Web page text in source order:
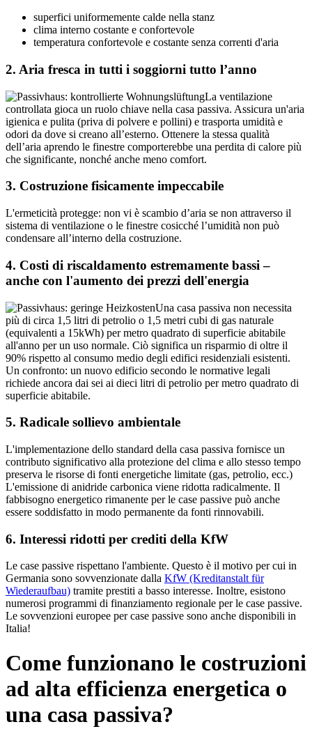
superfici uniformemente calde nella stanz
clima interno costante e confortevole
temperatura confortevole e costante senza correnti d'aria
2. Aria fresca in tutti i soggiorni tutto l’anno
La ventilazione
controllata gioca un ruolo chiave nella casa passiva. Assicura un'aria
igienica e pulita (priva di polvere e pollini) e trasporta umidità e
odori da dove si creano all’esterno. Ottenere la stessa qualità
dell’aria aprendo le finestre comporterebbe una perdita di calore più
che significante, nonché anche meno comfort.
3. Costruzione fisicamente impeccabile
L'ermeticità protegge: non vi è scambio d’aria se non attraverso il
sistema di ventilazione o le finestre cosicché l’umidità non può
condensare all’interno della costruzione.
4. Costi di riscaldamento estremamente bassi –
anche con l'aumento dei prezzi dell'energia
Una casa passiva non necessita
più di circa 1,5 litri di petrolio o 1,5 metri cubi di gas naturale
(equivalenti a 15kWh) per metro quadrato di superficie abitabile
all'anno per un uso normale. Ciò significa un risparmio di oltre il
90% rispetto al consumo medio degli edifici residenziali esistenti.
Un confronto: un nuovo edificio secondo le normative legali
richiede ancora dai sei ai dieci litri di petrolio per metro quadrato di
superficie abitabile.
5. Radicale sollievo ambientale
L'implementazione dello standard della casa passiva fornisce un
contributo significativo alla protezione del clima e allo stesso tempo
preserva le risorse di fonti energetiche limitate (gas, petrolio, ecc.)
L'emissione di anidride carbonica viene ridotta radicalmente. Il
fabbisogno energetico rimanente per le case passive può anche
essere soddisfatto in modo permanente da fonti rinnovabili.
6. Interessi ridotti per crediti della KfW
Le case passive rispettano l'ambiente. Questo è il motivo per cui in
Germania sono sovvenzionate dalla KfW (Kreditanstalt für
Wiederaufbau) tramite prestiti a basso interesse. Inoltre, esistono
numerosi programmi di finanziamento regionale per le case passive.
Le sovvenzioni europee per case passive sono anche disponibili in
Italia!
Come funzionano le costruzioni
ad alta efficienza energetica o
una casa passiva?